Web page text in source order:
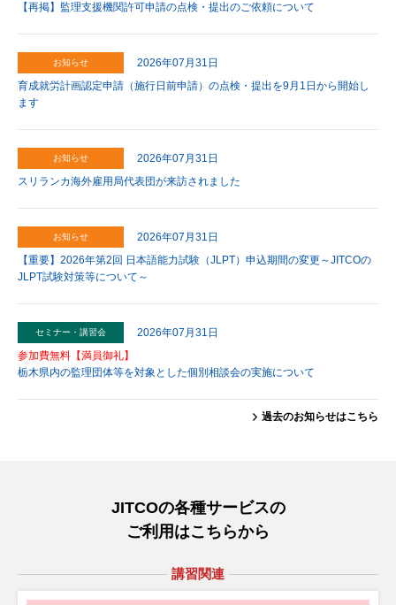
【再掲】監理支援機関許可申請の点検・提出のご依頼について
お知らせ
2026年07月31日
育成就労計画認定申請（施行日前申請）の点検・提出を9月1日から開始し
ます
お知らせ
2026年07月31日
スリランカ海外雇用局代表団が来訪されました
お知らせ
2026年07月31日
【重要】2026年第2回 日本語能力試験（JLPT）申込期間の変更～JITCOの
JLPT試験対策等について～
セミナー・講習会
2026年07月31日
参加費無料【満員御礼】
栃木県内の監理団体等を対象とした個別相談会の実施について
制度に関する最新情報
2026年07月30日
【育成就労】スリランカとの協力覚書（MOC）が作成されました
過去のお知らせはこちら
JITCOの各種サービスの
ご利用はこちらから
講習関連